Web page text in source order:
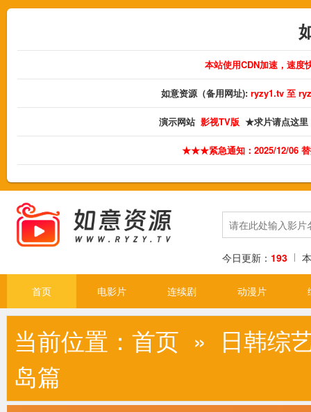
本站使用CDN加速，速度
如意资源（备用网址):ryzy1.tv 至
演示网站 影视TV版 ★求片请点这
★★★紧急通知：2025/12/06 替
今日更新： 193
首页 电影片 连续剧 动漫片
当前位置： 首页 » 日韩综
岛篇